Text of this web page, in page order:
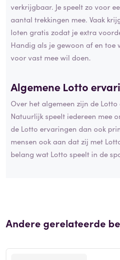
verkrijgbaar. Je speelt zo voor
aantal trekkingen mee. Vaak
loten gratis zodat je extra
Handig als je gewoon af en toe
voor vast mee wil doen.
Algemene Lotto
Over het algemeen zijn de
Natuurlijk speelt iedereen mee
de Lotto ervaringen dan ook
mensen ook aan dat zij met
belang wat Lotto speelt in de
Andere gerelateerde